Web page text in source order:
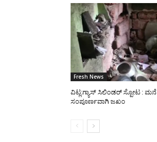
Fresh News
ವಿಟ್ಲ:ಗ್ಯಾಸ್ ಸಿಲಿಂಡರ್ ಸ್ಪೋಟ : ಮನೆ
ಸಂಪೂರ್ಣವಾಗಿ ಜಖಂ